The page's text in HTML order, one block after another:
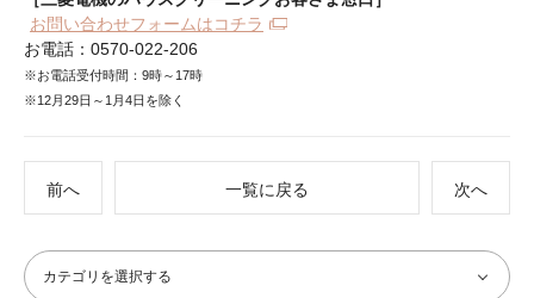
お問い合わせフォームはコチラ
お電話：0570-022-206
※お電話受付時間：9時～17時
※12月29日～1月4日を除く
前へ 一覧に戻る 次へ